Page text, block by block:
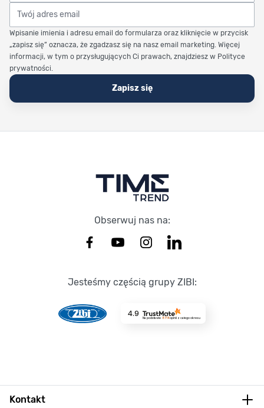
Twój adres email
Wpisanie imienia i adresu email do formularza oraz kliknięcie w przycisk
„zapisz się” oznacza, że zgadzasz się na nasz email marketing. Więcej
informacji, w tym o przysługujących Ci prawach, znajdziesz w Polityce
prywatności.
Zapisz się
Obserwuj nas na:
Jesteśmy częścią grupy ZIBI:
4.9
Na podstawie 8714opinii z całego okresu
Kontakt